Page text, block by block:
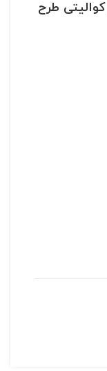
طرح